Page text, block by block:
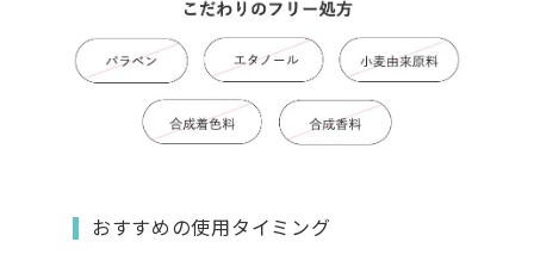
おすすめの使用タイミング